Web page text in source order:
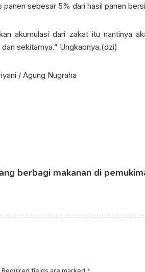
panen sebesar 5% dari hasil panen
akumulasi dari zakat itu nantinya
sekitarnya.” Ungkapnya.(dzi)
/ Agung Nugraha
berbagi makanan di